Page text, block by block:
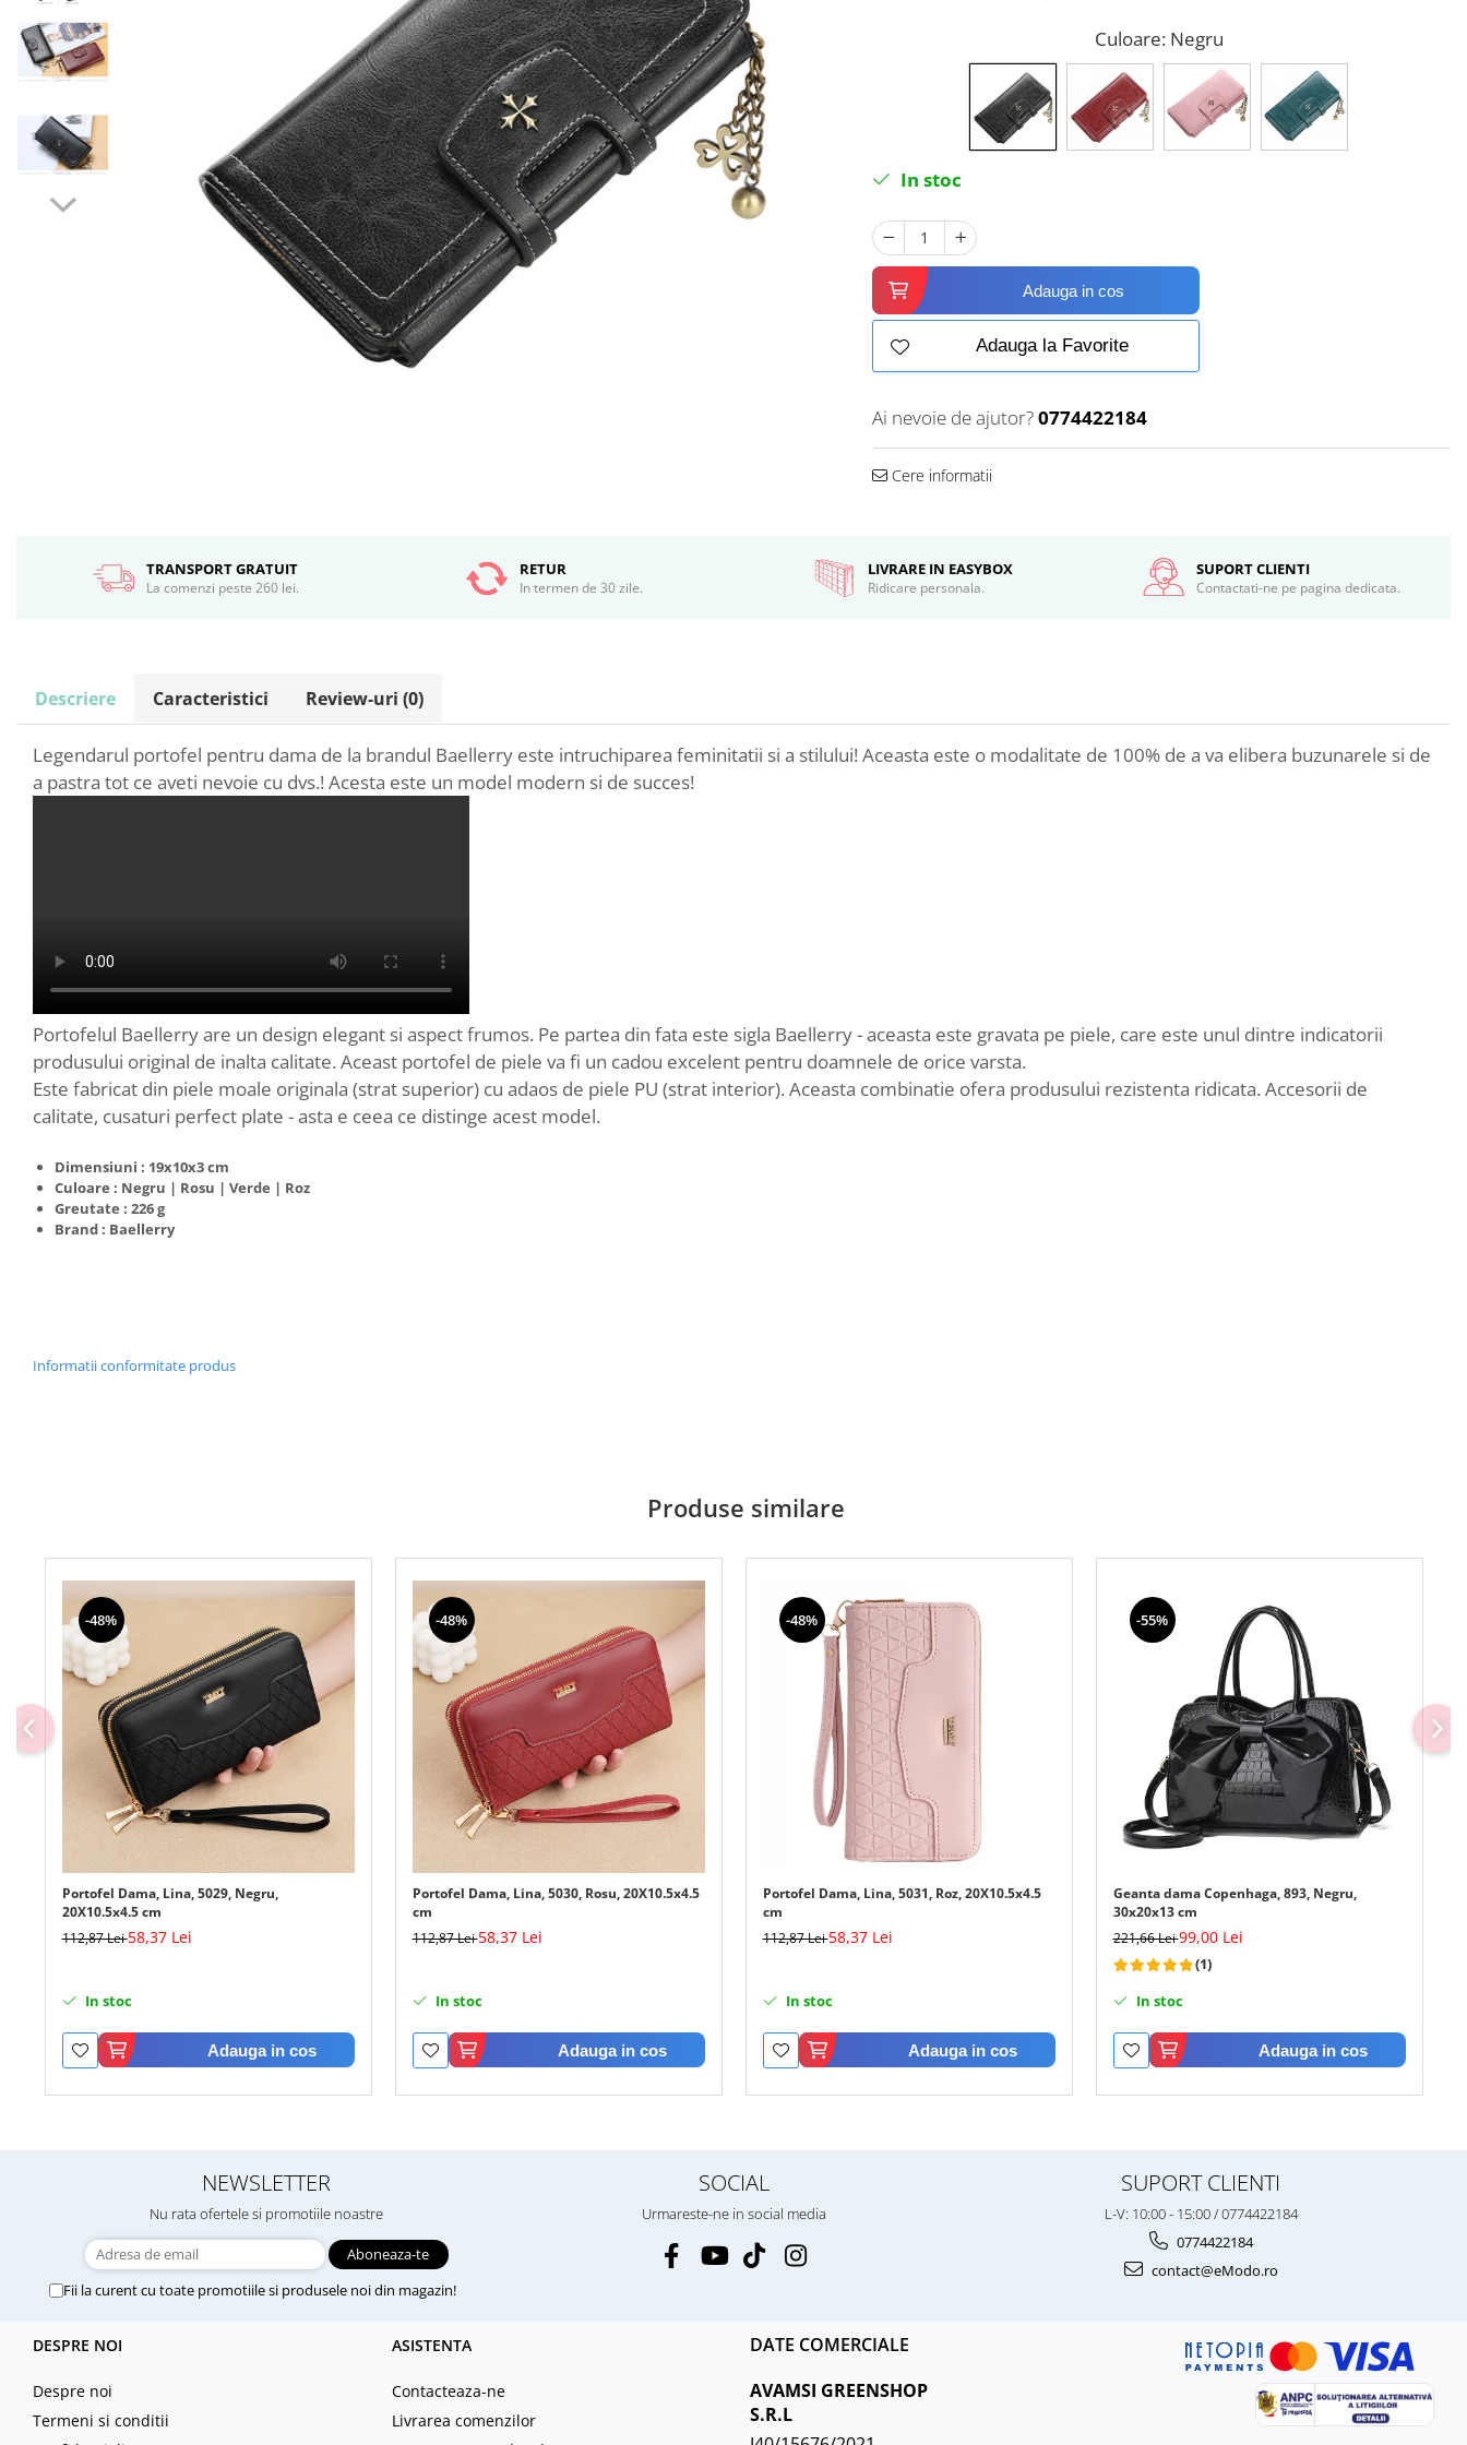
Culoare: Negru
In stoc
Adauga in cos
Adauga la Favorite
Ai nevoie de ajutor?0774422184
Cere informatii
TRANSPORT GRATUIT
La comenzi peste 260 lei.
RETUR
In termen de 30 zile.
LIVRARE IN EASYBOX
Ridicare personala.
SUPORT CLIENTI
Contactati-ne pe pagina dedicata.
Descriere Caracteristici Review-uri (0)
Legendarul portofel pentru dama de la brandul Baellerry este intruchiparea feminitatii si a stilului! Aceasta este o modalitate de 100% de a va elibera buzunarele si de
a pastra tot ce aveti nevoie cu dvs.! Acesta este un model modern si de succes!
Portofelul Baellerry are un design elegant si aspect frumos. Pe partea din fata este sigla Baellerry - aceasta este gravata pe piele, care este unul dintre indicatorii
produsului original de inalta calitate. Aceast portofel de piele va fi un cadou excelent pentru doamnele de orice varsta.
Este fabricat din piele moale originala (strat superior) cu adaos de piele PU (strat interior). Aceasta combinatie ofera produsului rezistenta ridicata. Accesorii de
calitate, cusaturi perfect plate - asta e ceea ce distinge acest model.
Dimensiuni : 19x10x3 cm
Culoare : Negru | Rosu | Verde | Roz
Greutate : 226 g
Brand : Baellerry
Informatii conformitate produs
Produse similare
-48%
Portofel Dama, Lina, 5029, Negru,
20X10.5x4.5 cm
112,87 Lei58,37 Lei
In stoc
Adauga in cos
-48%
Portofel Dama, Lina, 5030, Rosu, 20X10.5x4.5
cm
112,87 Lei58,37 Lei
In stoc
Adauga in cos
-48%
Portofel Dama, Lina, 5031, Roz, 20X10.5x4.5
cm
112,87 Lei58,37 Lei
In stoc
Adauga in cos
-55%
Geanta dama Copenhaga, 893, Negru,
30x20x13 cm
221,66 Lei99,00 Lei
(1)
In stoc
Adauga in cos
NEWSLETTER
Nu rata ofertele si promotiile noastre
Fii la curent cu toate promotiile si produsele noi din magazin!
SOCIAL
Urmareste-ne in social media
SUPORT CLIENTI
L-V: 10:00 - 15:00 / 0774422184
0774422184
contact@eModo.ro
DESPRE NOI
Despre noi
Termeni si conditii
ASISTENTA
Contacteaza-ne
Livrarea comenzilor
DATE COMERCIALE
AVAMSI GREENSHOP
S.R.L